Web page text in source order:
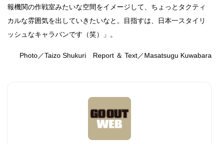
報機関の作戦室みたいな空間をイメージして、ちょっとタクティ
カルな雰囲気を出していきたいなと。目指すは、日本一スタイリ
ッシュなキャラバンです（笑）」。
Photo／Taizo Shukuri Report ＆ Text／Masatsugu Kuwabara